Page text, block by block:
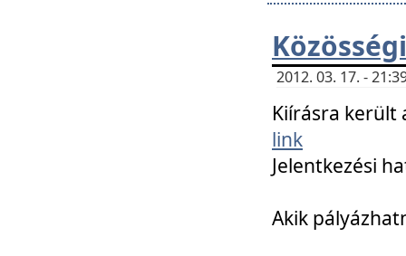
2012. 03. 17. -
Kiírásra került
link
Jelentkezési
Akik